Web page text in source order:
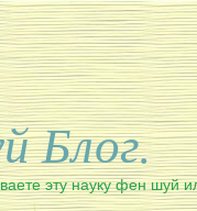
Блог.
эту науку фен шуй